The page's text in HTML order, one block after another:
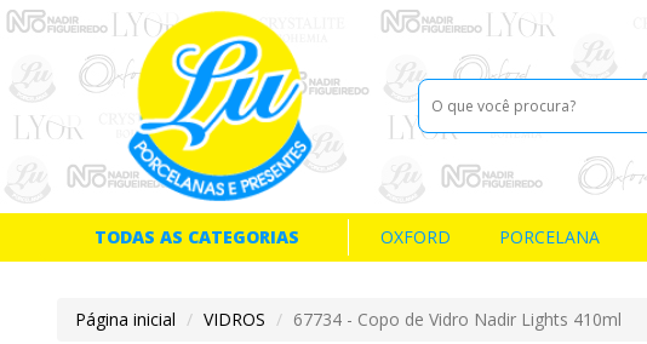
TODAS AS CATEGORIAS OXFORD PORCELANA
Página inicial VIDROS 67734 - Copo de Vidro Nadir Lights 410ml